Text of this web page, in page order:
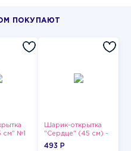
ПОКУПАЮТ
см" №1
Шарик-открытка
"Сердце" (45 см) -
2
493 P